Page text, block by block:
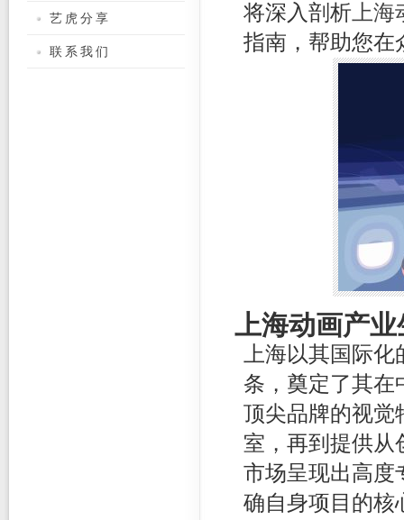
将深入剖析 上
指南，帮助您在
上海动画产
上海以其国际
条，奠定了其在
顶尖品牌的视觉
室，再到提供从
市场呈现出高度
确自身项目的
艺虎分享
联系我们